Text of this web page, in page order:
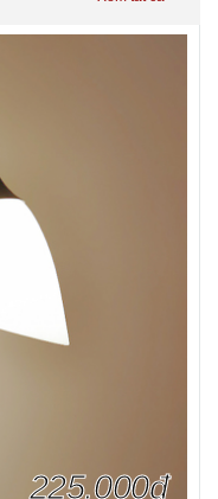
225.000đ